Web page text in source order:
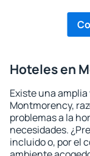
Hoteles en
Existe una
Montmorency,
problemas a la
necesidades.
incluido o, por el